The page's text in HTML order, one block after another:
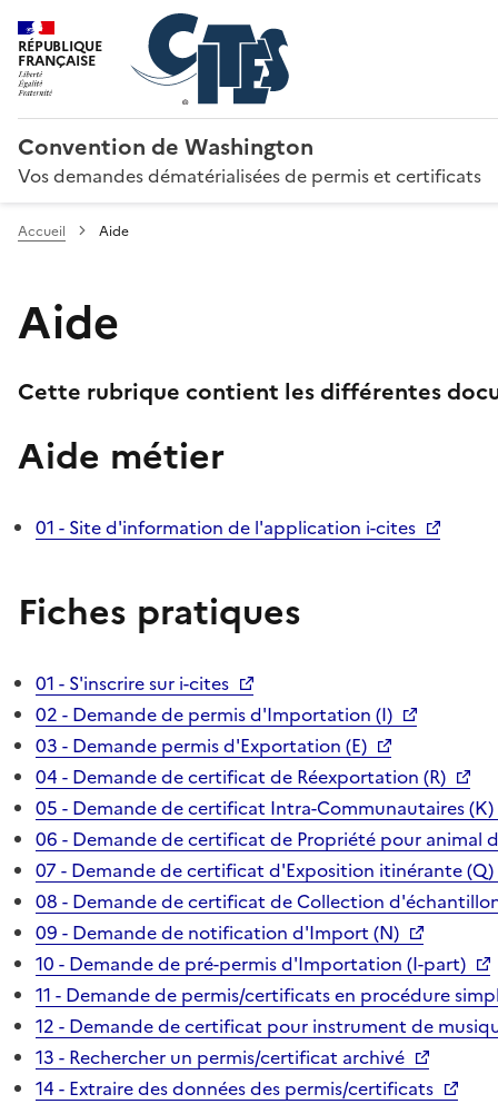
RÉPUBLIQUE
FRANÇAISE
Convention de Washington
Vos demandes dématérialisées de permis et certificats
Accueil Aide
Aide
Cette rubrique contient les différentes
Aide métier
01 - Site d'information de l'application i-cites
Fiches pratiques
01 - S'inscrire sur i-cites
02 - Demande de permis d'Importation (I)
03 - Demande permis d'Exportation (E)
04 - Demande de certificat de Réexportation (R)
05 - Demande de certificat Intra-Communautaires (K)
06 - Demande de certificat de Propriété pour animal
07 - Demande de certificat d'Exposition itinérante (Q)
08 - Demande de certificat de Collection
09 - Demande de notification d'Import (N)
10 - Demande de pré-permis d'Importation (I-part)
11 - Demande de permis/certificats en procédure
12 - Demande de certificat pour instrument de
13 - Rechercher un permis/certificat archivé
14 - Extraire des données des permis/certificats